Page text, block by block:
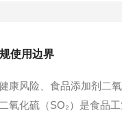
使用边界
康风险、食品添加剂二
氧化硫（SO₂）是食品